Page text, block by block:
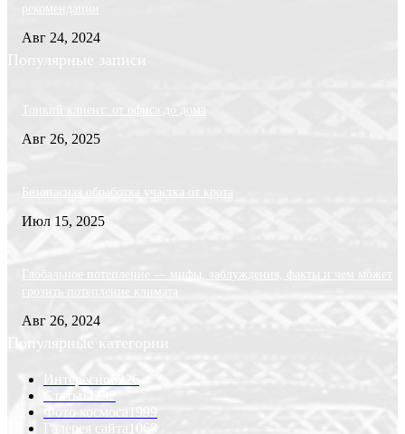
рекомендации
Авг 24, 2024
Популярные записи
Тонкий клиент: от офиса до дома
Авг 26, 2025
Безопасная обработка участка от крота
Июл 15, 2025
Глобальное потепление — мифы, заблуждения, факты и чем может
грозить потепление климата
Авг 26, 2024
Популярные категории
Интересно
6226
Статьи
Фото космоса
1999
Галерея сайта 1068